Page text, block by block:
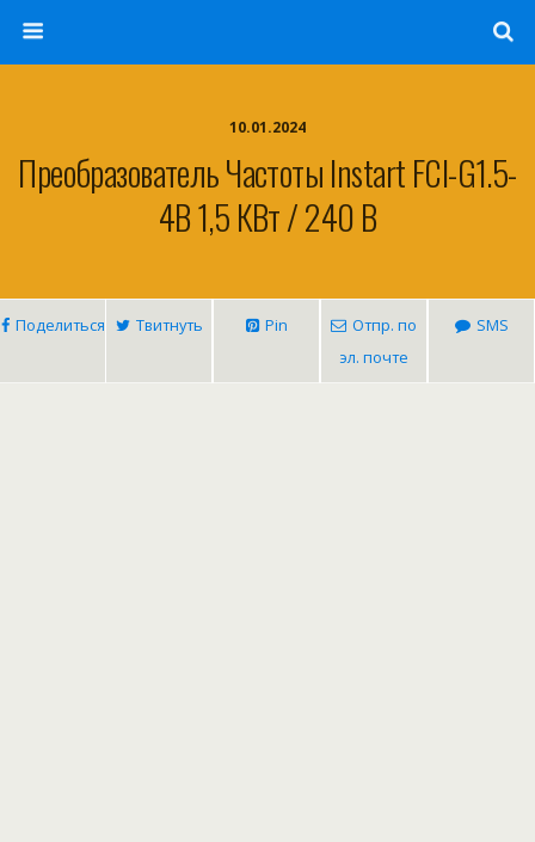
10.01.2024
Преобразователь Частоты Instart FCI-G1.5-
4B 1,5 КВт / 240 В
Поделиться Твитнуть Pin
Отпр. по
эл. почте
SMS